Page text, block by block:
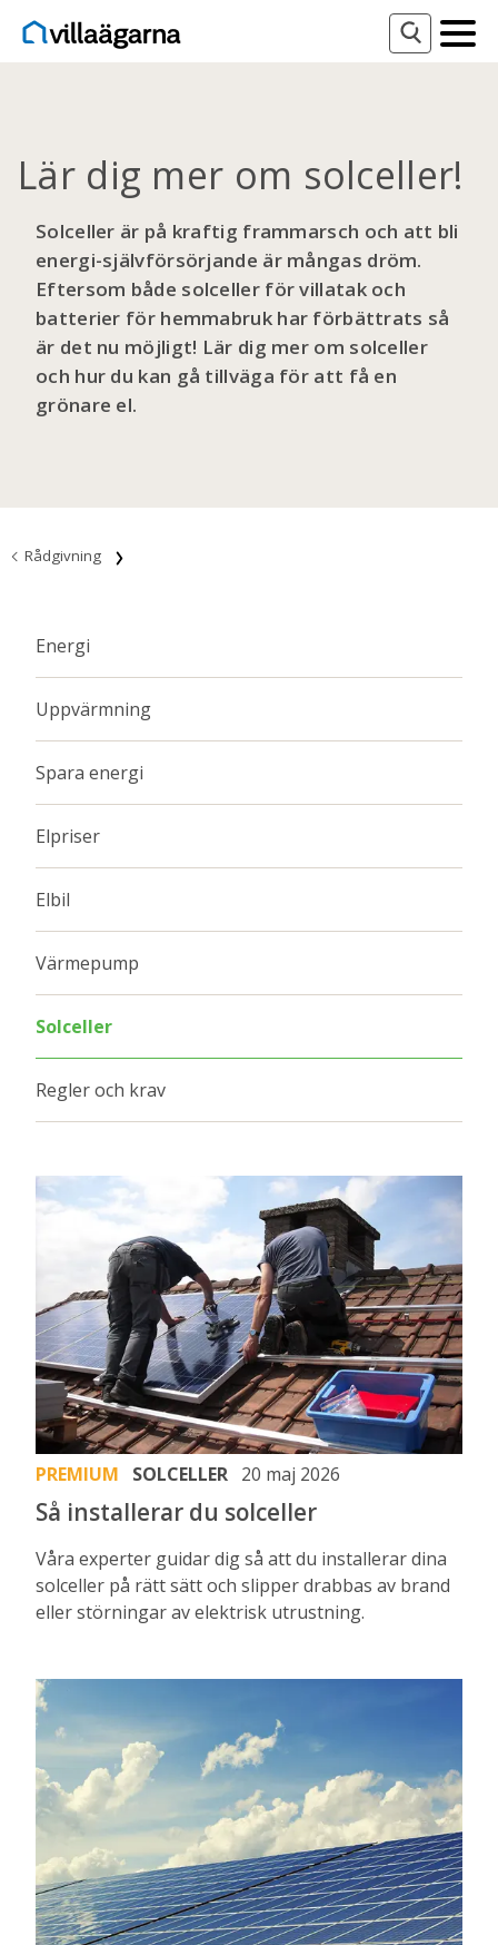
Lär dig mer om solceller!
Solceller är på kraftig frammarsch och att bli
energi-självförsörjande är mångas dröm.
Eftersom både solceller för villatak och
batterier för hemmabruk har förbättrats så
är det nu möjligt! Lär dig mer om solceller
och hur du kan gå tillväga för att få en
grönare el.
Rådgivning
Energi
Uppvärmning
Spara energi
Elpriser
Elbil
Värmepump
Solceller
Regler och krav
PREMIUM SOLCELLER 20 maj 2026
Så installerar du solceller
Våra experter guidar dig så att du installerar dina
solceller på rätt sätt och slipper drabbas av brand
eller störningar av elektrisk utrustning.